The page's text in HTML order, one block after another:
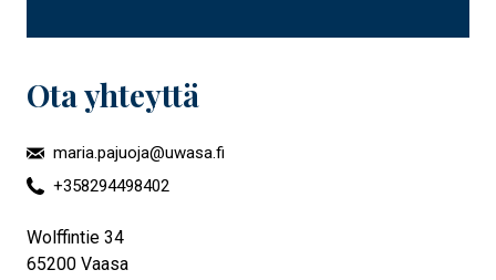
Ota yhteyttä
maria.pajuoja@uwasa.fi
+358294498402
Wolffintie 34
65200 Vaasa